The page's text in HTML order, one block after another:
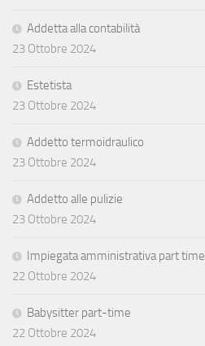
Addetta alla contabilità
23 Ottobre 2024
Estetista
23 Ottobre 2024
Addetto termoidraulico
23 Ottobre 2024
Addetto alle pulizie
23 Ottobre 2024
Impiegata amministrativa part time
22 Ottobre 2024
Babysitter part-time
22 Ottobre 2024